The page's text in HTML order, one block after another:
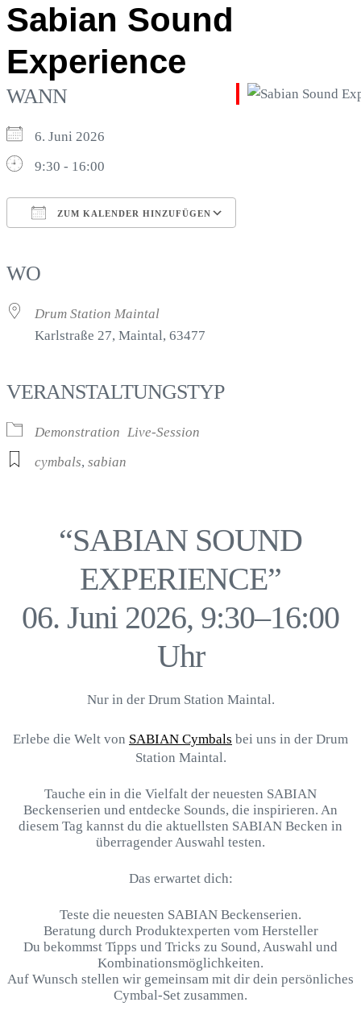
Sabian Sound
Experience
WANN
6. Juni 2026
9:30 - 16:00
ZUM KALENDER HINZUFÜGEN
WO
Drum Station Maintal
Karlstraße 27, Maintal, 63477
VERANSTALTUNGSTYP
Demonstration Live-Session
cymbals, sabian
“SABIAN SOUND
EXPERIENCE”
06. Juni 2026, 9:30–16:00
Uhr
Nur in der Drum Station Maintal.
Erlebe die Welt von SABIAN Cymbals bei uns in der Drum
Station Maintal.
Tauche ein in die Vielfalt der neuesten SABIAN
Beckenserien und entdecke Sounds, die inspirieren. An
diesem Tag kannst du die aktuellsten SABIAN Becken in
überragender Auswahl testen.
Das erwartet dich:
Teste die neuesten SABIAN Beckenserien.
Beratung durch Produktexperten vom Hersteller
Du bekommst Tipps und Tricks zu Sound, Auswahl und
Kombinationsmöglichkeiten.
Auf Wunsch stellen wir gemeinsam mit dir dein persönliches
Cymbal-Set zusammen.